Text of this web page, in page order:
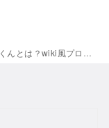
風プロフィール情報まとめ